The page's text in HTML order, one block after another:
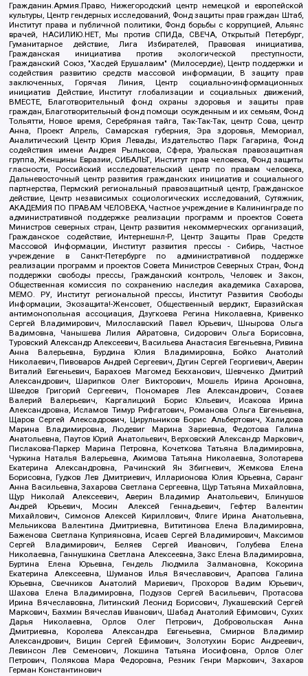
Гражданин.Армия.Право, Нижегородский центр немецкой и европейской
культуры, Центр гендерных исследований, Фонд защиты прав граждан Штаб,
Институт права и публичной политики, Фонд борьбы с коррупцией, Альянс
врачей, НАСИЛИЮ.НЕТ, Мы против СПИДа, СВЕЧА, Открытый Петербург,
Гуманитарное действие, Лига Избирателей, Правовая инициатива,
Гражданская инициатива против экологической преступности,
Гражданский Союз, "Хасдей Ерушалаим" (Милосердие), Центр поддержки и
содействия развитию средств массовой информации, В защиту прав
заключенных, Горячая Линия, Центр социально-информационных
инициатив Действие, Институт глобализации и социальных движений,
ВМЕСТЕ, Благотворительный фонд охраны здоровья и защиты прав
граждан, Благотворительный фонд помощи осужденным и их семьям, Фонд
Тольятти, Новое время, Серебряная тайга, Так-Так-Так, центр Сова, центр
Анна, Проект Апрель, Самарская губерния, Эра здоровья, Мемориал,
Аналитический Центр Юрия Левады, Издательство Парк Гагарина, Фонд
содействия имени Андрея Рылькова, Сфера, Уральская правозащитная
группа, Женщины Евразии, СИБАЛЬТ, Институт прав человека, Фонд защиты
гласности, Российский исследовательский центр по правам человека,
Дальневосточный центр развития гражданских инициатив и социального
партнерства, Пермский региональный правозащитный центр, Гражданское
действие, Центр независимых социологических исследований, Сутяжник,
АКАДЕМИЯ ПО ПРАВАМ ЧЕЛОВЕКА, Частное учреждение в Калининграде по
административной поддержке реализации программ и проектов Совета
Министров северных стран, Центр развития некоммерческих организаций,
Гражданское содействие, Интернешнл-Р, Центр Защиты Прав Средств
Массовой Информации, Институт развития прессы - Сибирь, Частное
учреждение в Санкт-Петербурге по административной поддержке
реализации программ и проектов Совета Министров Северных Стран, Фонд
поддержки свободы прессы, Гражданский контроль, Человек и Закон,
Общественная комиссия по сохранению наследия академика Сахарова,
МЕМО. РУ, Институт региональной прессы, Институт Развития Свободы
Информации, Экозащита!-Женсовет, Общественный вердикт, Евразийская
антимонопольная ассоциация, Дзугкоева Регина Николаевна, Кривенко
Сергей Владимирович, Милославский Павел Юрьевич, Шнырова Ольга
Вадимовна, Чанышева Лилия Айратовна, Сидорович Ольга Борисовна,
Туровский Александр Алексеевич, Васильева Анастасия Евгеньевна, Ривина
Анна Валерьевна, Бурдина Юлия Владимировна, Бойко Анатолий
Николаевич, Пивоваров Андрей Сергеевич, Дугин Сергей Георгиевич, Аверин
Виталий Евгеньевич, Барахоев Магомед Бекханович, Шевченко Дмитрий
Александрович, Шарипков Олег Викторович, Мошель Ирина Ароновна,
Шведов Григорий Сергеевич, Пономарев Лев Александрович, Созаев
Валерий Валерьевич, Каргалицкий Борис Юльевич, Исакова Ирина
Александровна, Исламов Тимур Рифгатович, Романова Ольга Евгеньевна,
Щаров Сергей Алексадрович, Цирульников Борис Альбертович, Халидова
Марина Владимировна, Людевиг Марина Зариевна, Федотова Галина
Анатольевна, Паутов Юрий Анатольевич, Верховский Александр Маркович,
Пислакова-Паркер Марина Петровна, Кочеткова Татьяна Владимировна,
Чуркина Наталья Валерьевна, Акимова Татьяна Николаевна, Золотарева
Екатерина Александровна, Рачинский Ян Збигневич, Жемкова Елена
Борисовна, Гудков Лев Дмитриевич, Илларионова Юлия Юрьевна, Саранг
Анна Васильевна, Захарова Светлана Сергеевна, Щур Татьяна Михайловна,
Щур Николай Алексеевич, Аверин Владимир Анатольевич, Блинушов
Андрей Юрьевич, Мосин Алексей Геннадьевич, Гефтер Валентин
Михайлович, Симонов Алексей Кириллович, Флиге Ирина Анатольевна,
Мельникова Валентина Дмитриевна, Вититинова Елена Владимировна,
Баженова Светлана Куприяновна, Исаев Сергей Владимирович, Максимов
Сергей Владимирович, Беляев Сергей Иванович, Голубева Елена
Николаевна, Ганнушкина Светлана Алексеевна, Закс Елена Владимировна,
Буртина Елена Юрьевна, Гендель Людмила Залмановна, Кокорина
Екатерина Алексеевна, Шуманов Илья Вячеславович, Арапова Галина
Юрьевна, Свечников Анатолий Мариевич, Прохоров Вадим Юрьевич,
Шахова Елена Владимировна, Подузов Сергей Васильевич, Протасова
Ирина Вячеславовна, Литинский Леонид Борисович, Лукашевский Сергей
Маркович, Бахмин Вячеслав Иванович, Шабад Анатолий Ефимович, Сухих
Дарья Николаевна, Орлов Олег Петрович, Добровольская Анна
Дмитриевна, Королева Александра Евгеньевна, Смирнов Владимир
Александрович, Вицин Сергей Ефимович, Золотухин Борис Андреевич,
Левинсон Лев Семенович, Локшина Татьяна Иосифовна, Орлов Олег
Петрович, Полякова Мара Федоровна, Резник Генри Маркович, Захаров
Герман Константинович